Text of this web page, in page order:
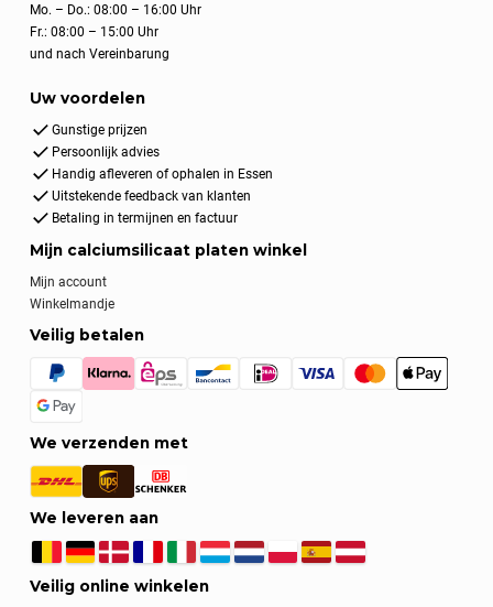
Mo. – Do.: 08:00 – 16:00 Uhr
Fr.: 08:00 – 15:00 Uhr
und nach Vereinbarung
Uw voordelen
Gunstige prijzen
Persoonlijk advies
Handig afleveren of ophalen in Essen
Uitstekende feedback van klanten
Betaling in termijnen en factuur
Mijn calciumsilicaat platen winkel
Mijn account
Winkelmandje
Veilig betalen
We verzenden met
We leveren aan
Veilig online winkelen